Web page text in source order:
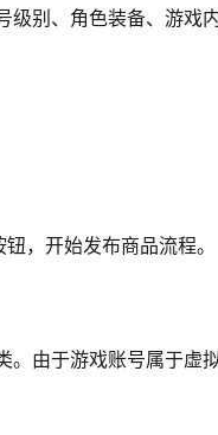
别、角色装备、游戏内
，开始发布商品流程。
由于游戏账号属于虚